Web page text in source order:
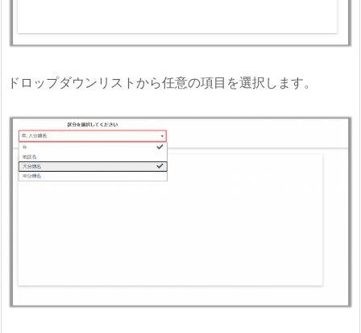
ドロップダウンリストから任意の項目を選択します。